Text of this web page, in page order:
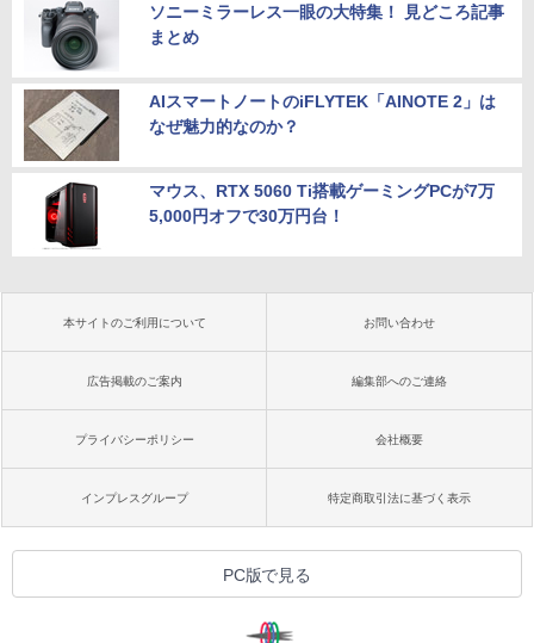
ソニーミラーレス一眼の大特集！ 見どころ記事
まとめ
AIスマートノートのiFLYTEK「AINOTE 2」は
なぜ魅力的なのか？
マウス、RTX 5060 Ti搭載ゲーミングPCが7万
5,000円オフで30万円台！
本サイトのご利用について お問い合わせ
広告掲載のご案内 編集部へのご連絡
プライバシーポリシー 会社概要
インプレスグループ 特定商取引法に基づく表示
PC版で見る